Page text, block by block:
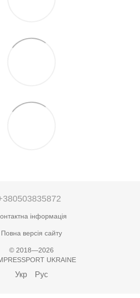
інформація
Повна версія сайту
© 2018—2026
UKRAINE
Укр Рус